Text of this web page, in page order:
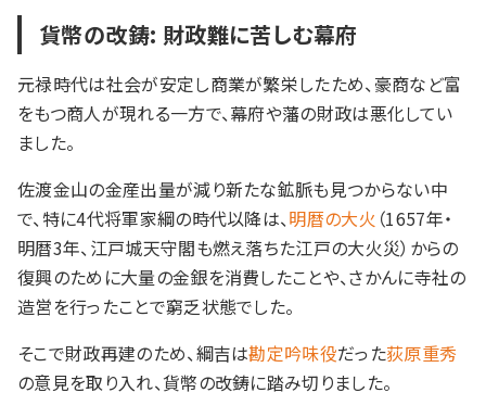
貨幣の改鋳: 財政難に苦しむ幕府
元禄時代は社会が安定し商業が繁栄したため、豪商など富
をもつ商人が現れる一方で、幕府や藩の財政は悪化してい
ました。
佐渡金山の金産出量が減り新たな鉱脈も見つからない中
で、特に4代将軍家綱の時代以降は、明暦の大火 （1657年・
明暦3年、江戸城天守閣も燃え落ちた江戸の大火災）からの
復興のために大量の金銀を消費したことや、さかんに寺社の
造営を行ったことで窮乏状態でした。
そこで財政再建のため、綱吉は勘定吟味役だった荻原重秀
の意見を取り入れ、貨幣の改鋳に踏み切りました。